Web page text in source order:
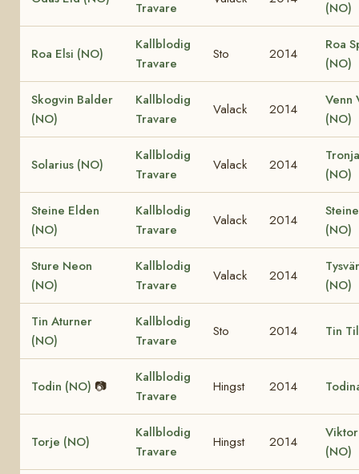
Travare
(NO)
Roa Elsi (NO)
Kallblodig
Travare
Sto 2014
Roa
(NO)
Skogvin Balder
(NO)
Kallblodig
Travare
Valack 2014
Venn
(NO)
Solarius (NO)
Kallblodig
Travare
Valack 2014
(NO)
Steine Elden
(NO)
Kallblodig
Travare
Valack 2014
(NO)
Sture Neon
(NO)
Kallblodig
Travare
Valack 2014
(NO)
Tin Aturner
(NO)
Kallblodig
Travare
Sto 2014 Tin
Todin (NO) 📷
Kallblodig
Travare
Hingst 2014
Torje (NO)
Kallblodig
Travare
Hingst 2014
(NO)